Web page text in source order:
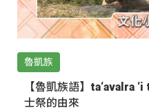
魯凱族
【魯凱族語】ta‘avalra
士祭的由來